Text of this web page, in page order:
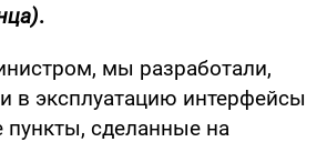
.
мы разработали,
в эксплуатацию интерфейсы
сделанные на